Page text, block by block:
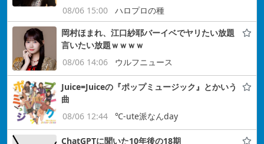
08/06 15:00
ハロプロの種
岡村ほまれ、江口紗耶バーイベでヤリたい放題
言いたい放題ｗｗｗｗ
08/06 14:06
ウルフニュース
Juice=Juiceの『ポップミュージック』とかいう
曲
08/06 12:44
℃-ute派なんday
ChatGPTに聞いた10年後の18期